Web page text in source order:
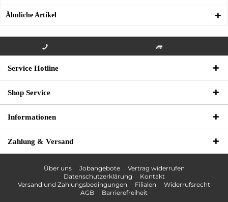
Ähnliche Artikel
000
Service Hotline
Shop Service
Informationen
Zahlung & Versand
Über uns Jobangebote
Vertrag widerrufen
Datenschutzerklärung
Kontakt
Versand und Zahlungsbedingungen
Filialen
Widerrufsrecht
AGB
Barrierefreiheit